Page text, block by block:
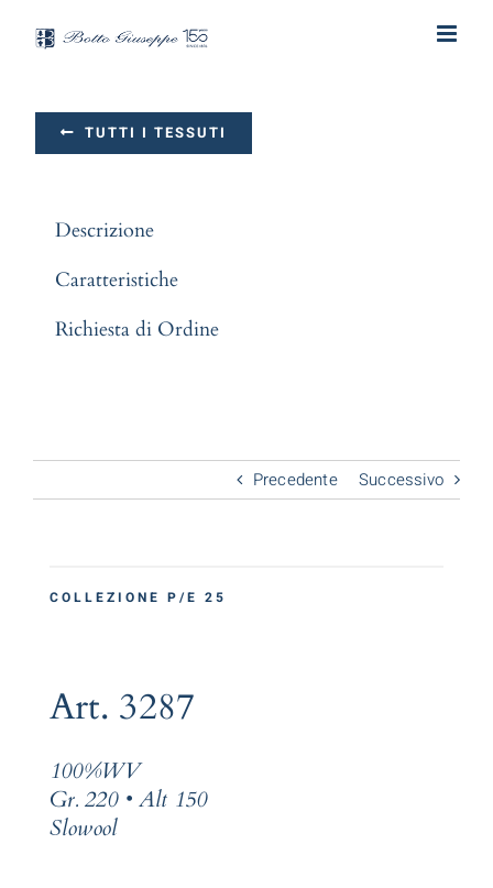
Precedente Successivo
COLLEZIONE P/E 25
Art. 3287
100%WV
Gr. 220 • Alt 150
Slowool
TUTTI I TESSUTI
Descrizione
Caratteristiche
Richiesta di Ordine